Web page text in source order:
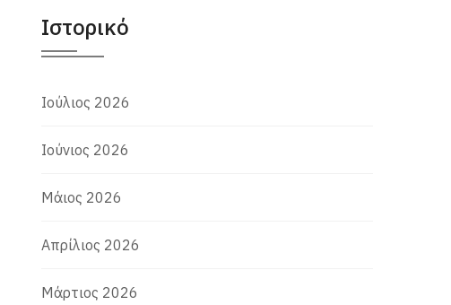
Ιστορικό
Ιούλιος 2026
Ιούνιος 2026
Μάιος 2026
Απρίλιος 2026
Μάρτιος 2026